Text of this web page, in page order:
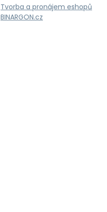
Tvorba a pronájem eshopů
BINARGON.cz